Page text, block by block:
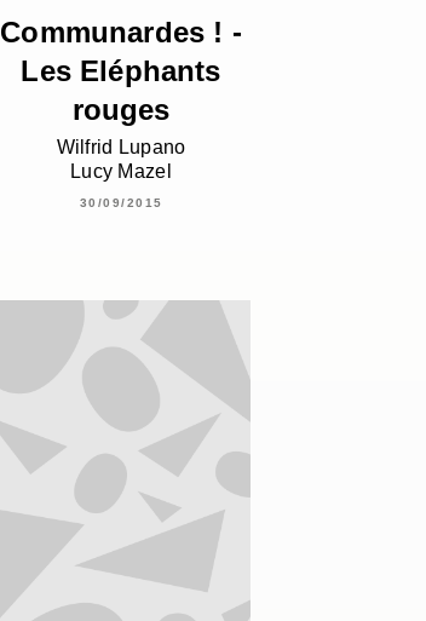
Communardes ! -
Les Eléphants
rouges
Wilfrid Lupano
Lucy Mazel
30/09/2015